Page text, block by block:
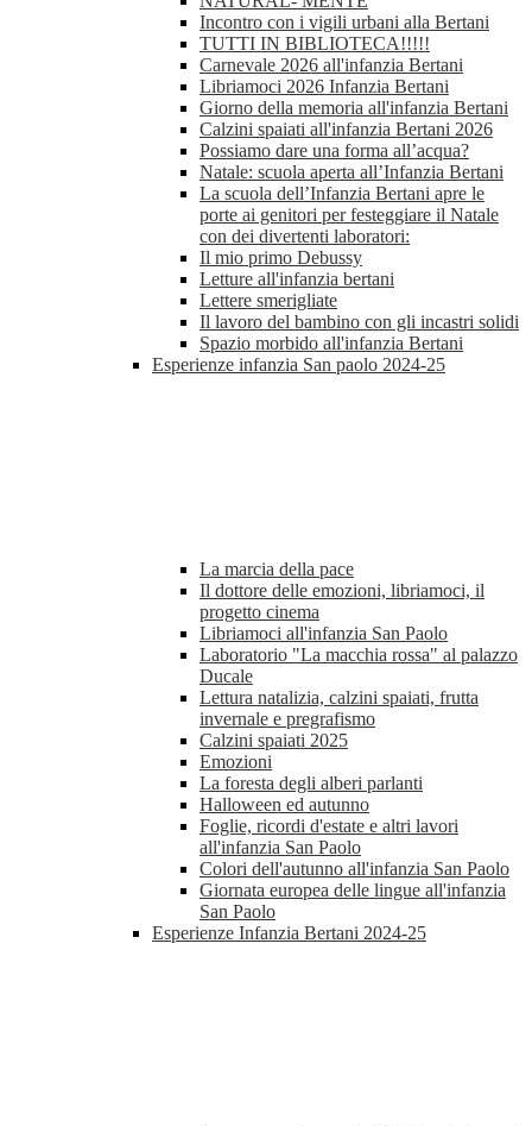
Incontro con i vigili urbani alla Bertani
TUTTI IN BIBLIOTECA!!!!!
Carnevale 2026 all'infanzia Bertani
Libriamoci 2026 Infanzia Bertani
Giorno della memoria all'infanzia Bertani
Calzini spaiati all'infanzia Bertani 2026
Possiamo dare una forma all’acqua?
Natale: scuola aperta all’Infanzia Bertani
La scuola dell’Infanzia Bertani apre le
porte ai genitori per festeggiare il Natale
con dei divertenti laboratori:
Il mio primo Debussy
Letture all'infanzia bertani
Lettere smerigliate
Il lavoro del bambino con gli incastri solidi
Spazio morbido all'infanzia Bertani
Esperienze infanzia San paolo 2024-25
La marcia della pace
Il dottore delle emozioni, libriamoci, il
progetto cinema
Libriamoci all'infanzia San Paolo
Laboratorio "La macchia rossa" al palazzo
Ducale
Lettura natalizia, calzini spaiati, frutta
invernale e pregrafismo
Calzini spaiati 2025
Emozioni
La foresta degli alberi parlanti
Halloween ed autunno
Foglie, ricordi d'estate e altri lavori
all'infanzia San Paolo
Colori dell'autunno all'infanzia San Paolo
Giornata europea delle lingue all'infanzia
San Paolo
Esperienze Infanzia Bertani 2024-25